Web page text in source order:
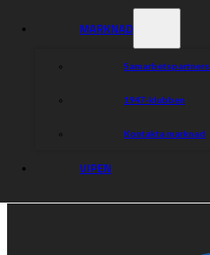
MARKNAD
Samarbetspartners
1947-klubben
Kontakta marknad
VIPEN